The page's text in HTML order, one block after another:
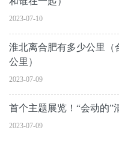
2023-07-10
淮北离合肥有多少公里（
公里）
2023-07-09
首个主题展览！“会动的”
2023-07-09